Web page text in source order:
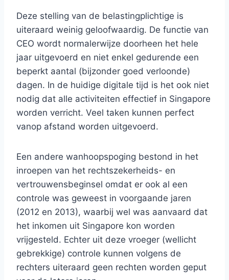
Deze stelling van de belastingplichtige is
uiteraard weinig geloofwaardig. De functie van
CEO wordt normalerwijze doorheen het hele
jaar uitgevoerd en niet enkel gedurende een
beperkt aantal (bijzonder goed verloonde)
dagen. In de huidige digitale tijd is het ook niet
nodig dat alle activiteiten effectief in Singapore
worden verricht. Veel taken kunnen perfect
vanop afstand worden uitgevoerd.
Een andere wanhoopspoging bestond in het
inroepen van het rechtszekerheids- en
vertrouwensbeginsel omdat er ook al een
controle was geweest in voorgaande jaren
(2012 en 2013), waarbij wel was aanvaard dat
het inkomen uit Singapore kon worden
vrijgesteld. Echter uit deze vroeger (wellicht
gebrekkige) controle kunnen volgens de
rechters uiteraard geen rechten worden geput